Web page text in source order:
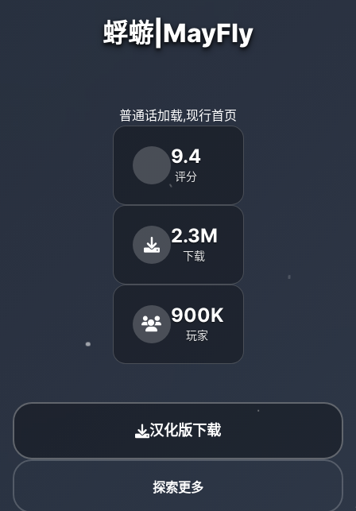
蜉蝣|MayFly
普通话加载,现行首页
9.4
评分
2.3M
下载
900K
玩家
汉化版下载
探索更多